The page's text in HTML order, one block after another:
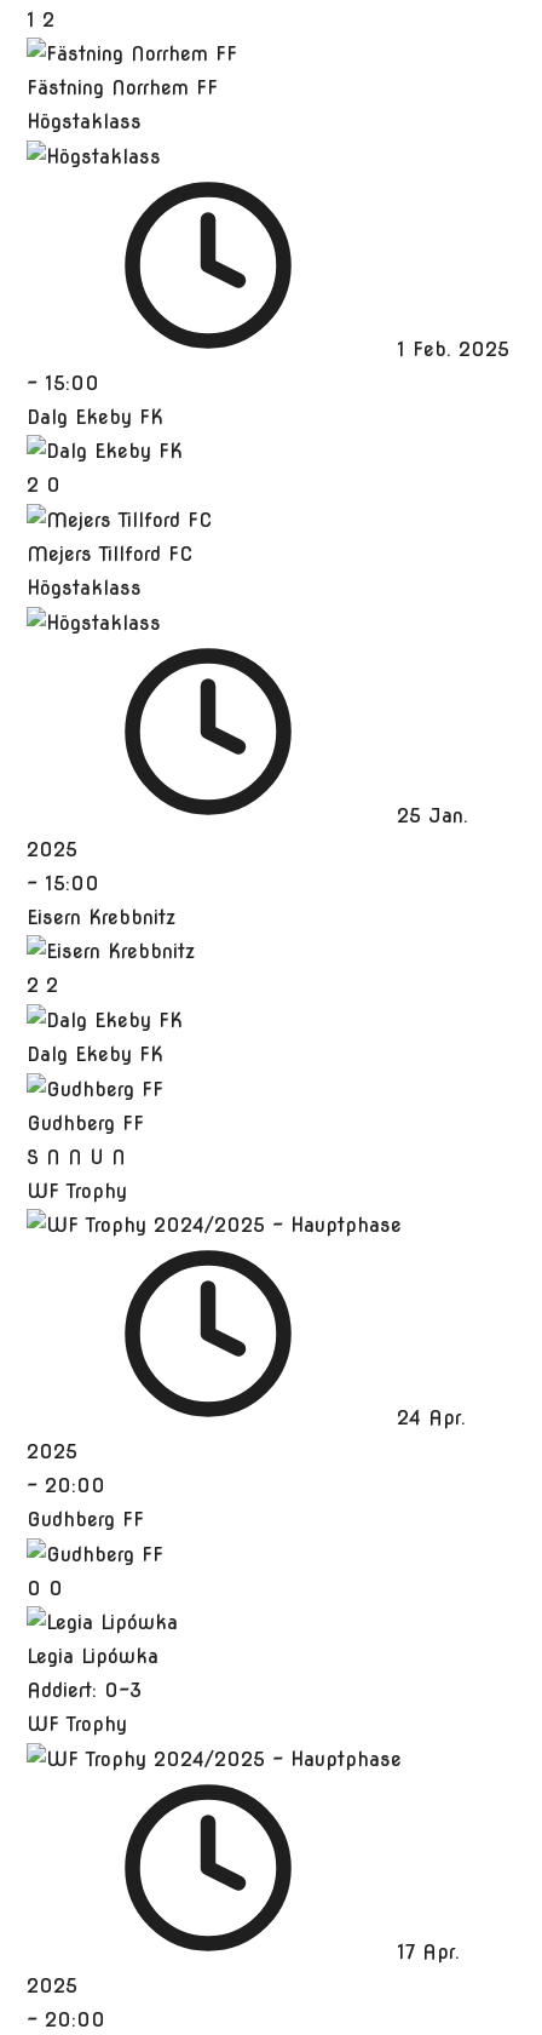
1 2
Fästning Norrhem FF
Högstaklass
1 Feb. 2025
- 15:00
Dalg Ekeby FK
2 0
Mejers Tillford FC
Högstaklass
25 Jan.
2025
- 15:00
Eisern Krebbnitz
2 2
Dalg Ekeby FK
Gudhberg FF
S N N U N
WF Trophy
24 Apr.
2025
- 20:00
Gudhberg FF
0 0
Legia Lipówka
Addiert: 0-3
WF Trophy
17 Apr.
2025
- 20:00